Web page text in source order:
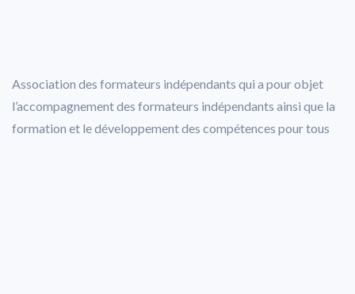
Association des formateurs indépendants qui a pour objet
l’accompagnement des formateurs indépendants ainsi que la
formation et le développement des compétences pour tous